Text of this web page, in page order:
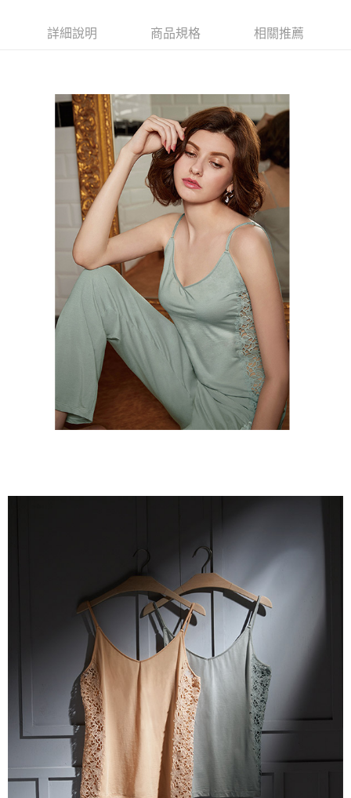
※ 交易是否成功請以「AFTEE先享後付 」之結帳頁面顯示為準，若有關於
【注意事項】
１．透過由恩沛科技股份有限公司提供之「AFTEE先享後付」服務完成之交
易，需依本服務之必要範圍內提供個人資料，並將交易相關給付款項請求債
權轉讓予恩沛科技股份有限公司。
２．關於個人資料處理事宜，請瀏覽以下網址：
https://aftee.tw/terms/#terms3
３．未成年的使用者請事先徵得法定代理人或監護人之同意方可使用
「AFTEE先享後付」，若未經同意申辦者引起之損失，本公司不負相關責
４．使用「AFTEE先享後付」時，將依據個別帳號之用戶狀況，依本公司即
時審查核予不同之上限額度；若仍有額度不足之情形，本公司將視審查結果
請求用戶進行身份認證。
５．嚴禁一人註冊多個帳號或使用他人資訊註冊。若發現惡意使用之情形，
恩沛科技股份有限公司將有權停止該用戶之使用額度並採取法律行動。
付款後萊爾富取貨
每筆NT$90，滿NT$1,000(含以上)免運費
付款後7-11取貨
每筆NT$90，滿NT$1,000(含以上)免運費
每筆NT$90，滿NT$1,000(含以上)免運費
每筆NT$150，滿NT$2,000(含以上)免運費
海外宅配 (訂單成立後，請主動於2天內與線上客服核對收
件資料，逾期未確認訂單將自動取消)
詳細說明 商品規格 相關推薦